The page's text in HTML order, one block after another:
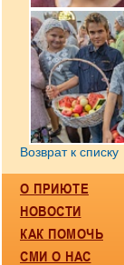
Возврат к списку
О ПРИЮТЕ
НОВОСТИ
КАК ПОМОЧЬ
СМИ О НАС